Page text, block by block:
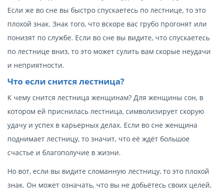
Если же во сне вы быстро спускаетесь по лестнице, то это
плохой знак. Знак того, что вскоре вас грубо прогонят или
понизят по службе. Если во сне вы видите, что спускаетесь
по лестнице вниз, то это может сулить вам скорые неудачи
и неприятности.
Что если снится лестница?
К чему снится лестница женщинам? Для женщины сон, в
котором ей приснилась лестница, символизирует скорую
удачу и успех в карьерных делах. Если во сне женщина
поднимает лестницу, то значит, что её ждёт большое
счастье и благополучие в жизни.
Но вот, если вы видите сломанную лестницу, то это плохой
знак. Он может означать, что вы не добьётесь своих целей,